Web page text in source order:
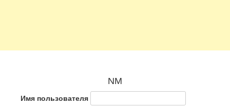
NM
Имя пользователя